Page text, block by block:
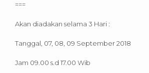
===
Akan diadakan selama 3 Hari :
Tanggal, 07, 08, 09 September 2018
Jam 09.00 s.d 17.00 Wib